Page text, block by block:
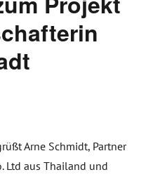
Arne Schmidt, Partner
Ltd aus Thailand und